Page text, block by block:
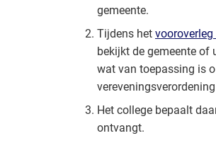
gemeente.
Tijdens het
bekijkt de gemeente of
wat van toepassing is
Het college bepaalt
ontvangt.